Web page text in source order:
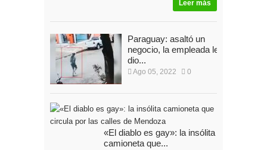
Leer más
Paraguay: asaltó un
negocio, la empleada le
dio...
Ago 05, 2022 0
«El diablo es gay»: la insólita
camioneta que...